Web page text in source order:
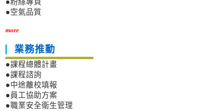
●粉絲專頁
●空氣品質
more
業務推動
●課程總體計畫
●課程諮詢
●中途離校填報
●員工協助方案
●職業安全衛生管理